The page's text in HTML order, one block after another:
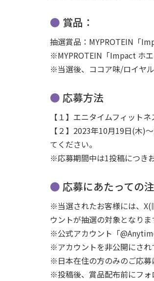
賞品：
抽選賞品：MYPROTEIN「
※MYPROTEIN「Impact ホ
※当選後、ココア味/ロイヤ
応募方法
【１】エニタイムフィット
【２】2023年10月19日(木)
てください。
※応募期間中は1投稿につき
応募にあたっての
※当選されたお客様には、
ウントが抽選の対象となりま
※公式アカウント「
※アカウントを非公開にされ
※日本在住の方のみのご応募
※投稿後、賞品配布前にフォ